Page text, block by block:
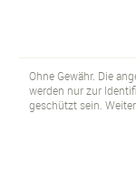
Ohne Gewähr. Die
werden nur zur
geschützt sein.